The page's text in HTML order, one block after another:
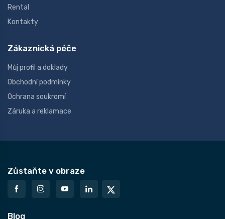
Rental
Kontakty
Zákaznická péče
Můj profil a doklady
Obchodní podmínky
Ochrana soukromí
Záruka a reklamace
Zůstaňte v obraze
Blog